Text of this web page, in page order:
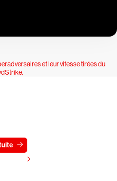
et leur vitesse tirées du
.